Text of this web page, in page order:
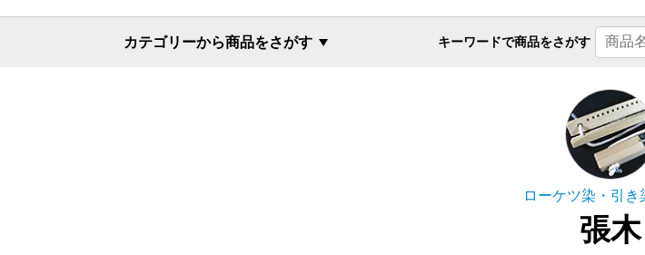
キーワードで商品をさがす
カテゴリーから商品をさがす
ローケツ染・引き
張木